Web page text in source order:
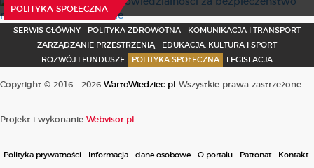
POLITYKA SPOŁECZNA
31 Lipca 2026
SERWIS GŁÓWNY POLITYKA ZDROWOTNA
KOMUNIKACJA I TRANSPORT
ZARZĄDZANIE PRZESTRZENIĄ
EDUKACJA, KULTURA I SPORT
ROZWÓJ I FUNDUSZE
POLITYKA SPOŁECZNA LEGISLACJA
Copyright © 2016 - 2026 WartoWiedziec.pl Wszystkie prawa zastrzeżone.
Projekt i wykonanie Webvisor.pl
Polityka prywatności Informacja – dane osobowe O portalu Patronat Kontakt